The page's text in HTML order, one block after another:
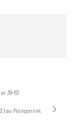
39-67
au Poinçonnet